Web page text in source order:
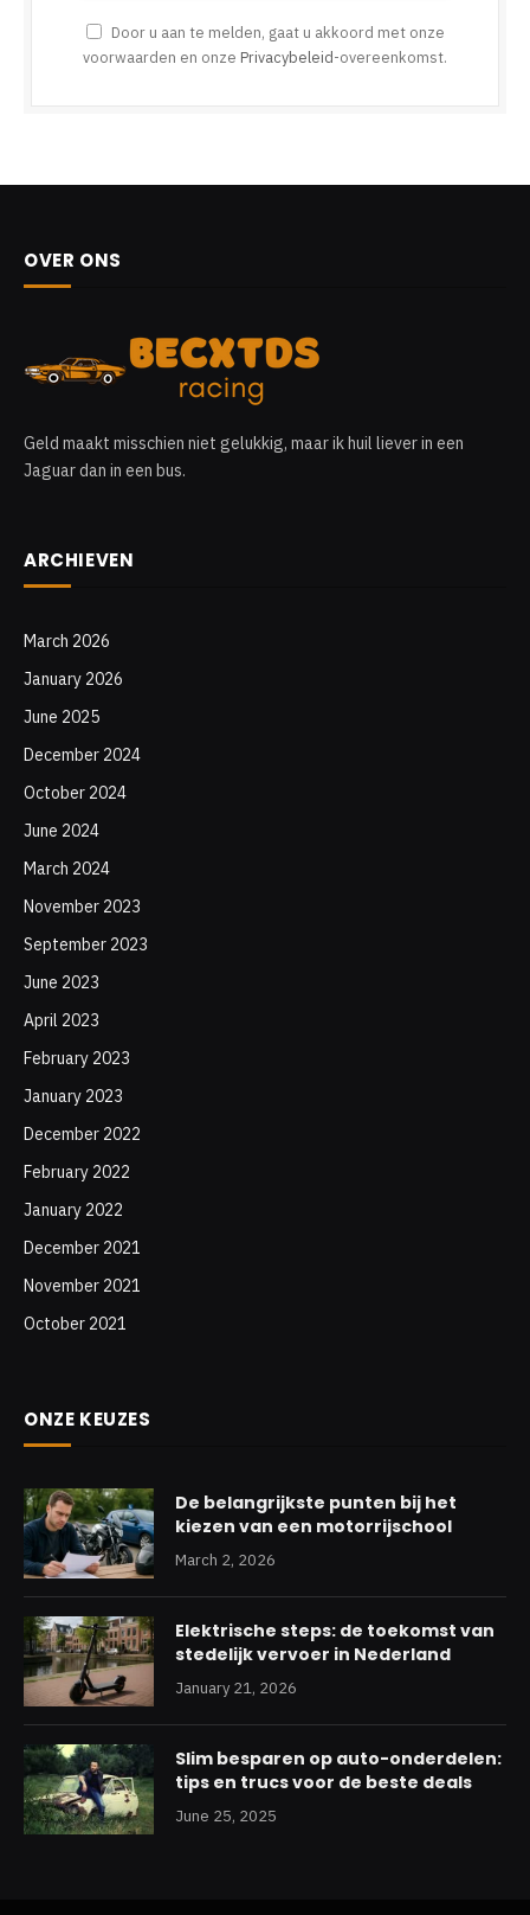
Door u aan te melden, gaat u akkoord met onze
voorwaarden en onze Privacybeleid-overeenkomst.
OVER ONS
Geld maakt misschien niet gelukkig, maar ik huil liever in een
Jaguar dan in een bus.
ARCHIEVEN
March 2026
January 2026
June 2025
December 2024
October 2024
June 2024
March 2024
November 2023
September 2023
June 2023
April 2023
February 2023
January 2023
December 2022
February 2022
January 2022
December 2021
November 2021
October 2021
ONZE KEUZES
De belangrijkste punten bij het
kiezen van een motorrijschool
March 2, 2026
Elektrische steps: de toekomst van
stedelijk vervoer in Nederland
January 21, 2026
Slim besparen op auto-onderdelen:
tips en trucs voor de beste deals
June 25, 2025